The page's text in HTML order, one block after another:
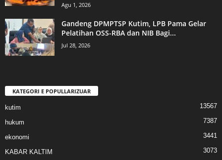
Agu 1, 2026
Gandeng DPMPTSP Kutim, LPB Pama Gelar
Pelatihan OSS-RBA dan NIB Bagi...
Jul 28, 2026
KATEGORI E POPULLARIZUAR
kutim 13567
hukum 7387
ekonomi 3441
KABAR KALTIM 3073